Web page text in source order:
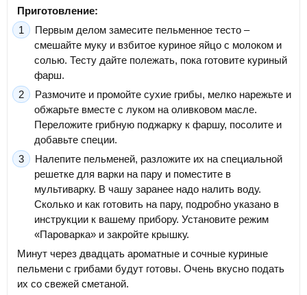
Приготовление:
Первым делом замесите пельменное тесто –
смешайте муку и взбитое куриное яйцо с молоком и
солью. Тесту дайте полежать, пока готовите куриный
фарш.
Размочите и промойте сухие грибы, мелко нарежьте и
обжарьте вместе с луком на оливковом масле.
Переложите грибную поджарку к фаршу, посолите и
добавьте специи.
Налепите пельменей, разложите их на специальной
решетке для варки на пару и поместите в
мультиварку. В чашу заранее надо налить воду.
Сколько и как готовить на пару, подробно указано в
инструкции к вашему прибору. Установите режим
«Пароварка» и закройте крышку.
Минут через двадцать ароматные и сочные куриные
пельмени с грибами будут готовы. Очень вкусно подать
их со свежей сметаной.